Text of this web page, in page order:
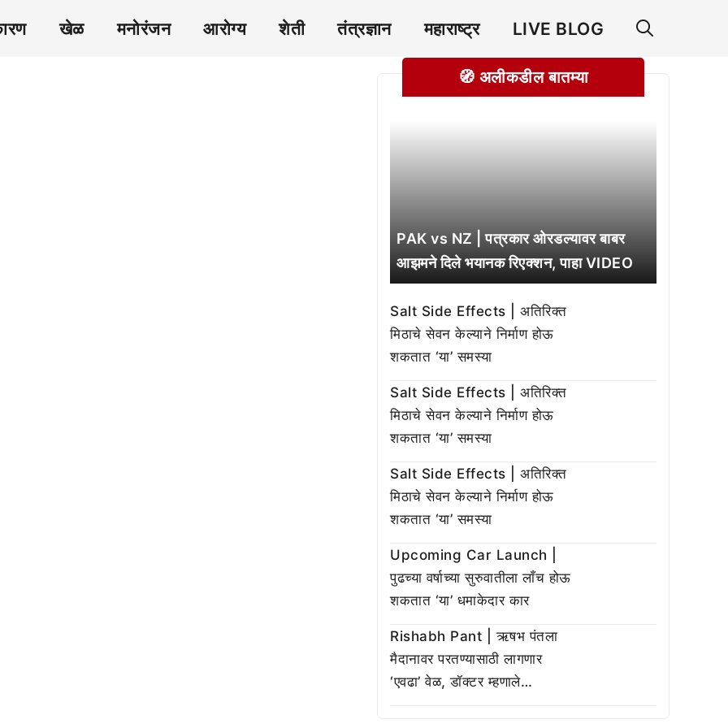
खेळ मनोरंजन आरोग्य शेती तंत्रज्ञान महाराष्ट्र LIVE BLOG
🧭 अलीकडील बातम्या
PAK vs NZ | पत्रकार ओरडल्यावर बाबर
आझमने दिले भयानक रिएक्शन, पाहा VIDEO
Salt Side Effects | अतिरिक्त
मिठाचे सेवन केल्याने निर्माण होऊ
शकतात ‘या’ समस्या
Salt Side Effects | अतिरिक्त
मिठाचे सेवन केल्याने निर्माण होऊ
शकतात ‘या’ समस्या
Salt Side Effects | अतिरिक्त
मिठाचे सेवन केल्याने निर्माण होऊ
शकतात ‘या’ समस्या
Upcoming Car Launch |
पुढच्या वर्षाच्या सुरुवातीला लाँच होऊ
शकतात ‘या’ धमाकेदार कार
Rishabh Pant | ऋषभ पंतला
मैदानावर परतण्यासाठी लागणार
‘एवढा’ वेळ, डॉक्टर म्हणाले…